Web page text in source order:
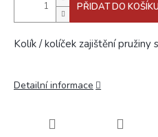
PŘIDAT DO KOŠÍKU
Kolík / kolíček zajištění pružiny
Detailní informace